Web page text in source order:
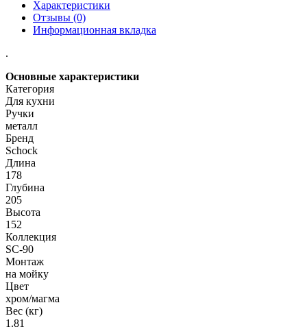
Характеристики
Отзывы (0)
Информационная вкладка
.
Основные характеристики
Категория
Для кухни
Ручки
металл
Бренд
Schock
Длина
178
Глубина
205
Высота
152
Коллекция
SC-90
Монтаж
на мойку
Цвет
хром/магма
Вес (кг)
1.81